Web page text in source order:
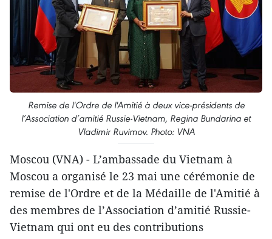
Remise de l'Ordre de l'Amitié à deux vice-présidents de
l’Association d’amitié Russie-Vietnam, Regina Bundarina et
Vladimir Ruvimov. Photo: VNA
Moscou (VNA) - L’ambassade du Vietnam à
Moscou a organisé le 23 mai une cérémonie de
remise de l'Ordre et de la Médaille de l'Amitié à
des membres de l’Association d’amitié Russie-
Vietnam qui ont eu des contributions